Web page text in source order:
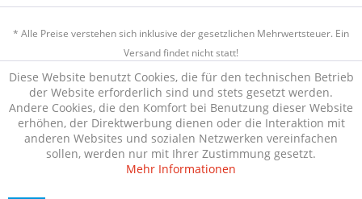
* Alle Preise verstehen sich inklusive der gesetzlichen Mehrwertsteuer. Ein
Versand findet nicht statt!
Diese Website benutzt Cookies, die für den technischen Betrieb
der Website erforderlich sind und stets gesetzt werden.
Andere Cookies, die den Komfort bei Benutzung dieser Website
erhöhen, der Direktwerbung dienen oder die Interaktion mit
anderen Websites und sozialen Netzwerken vereinfachen
sollen, werden nur mit Ihrer Zustimmung gesetzt.
Mehr Informationen